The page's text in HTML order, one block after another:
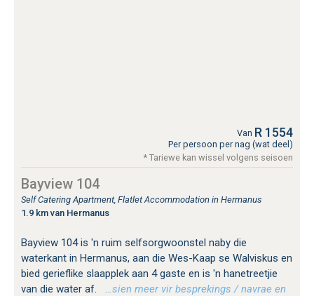
Van R 1554
Per persoon per nag (wat deel)
* Tariewe kan wissel volgens seisoen
Bayview 104
Self Catering Apartment, Flatlet Accommodation in Hermanus
1.9 km van Hermanus
Bayview 104 is 'n ruim selfsorgwoonstel naby die
waterkant in Hermanus, aan die Wes-Kaap se Walviskus en
bied gerieflike slaapplek aan 4 gaste en is 'n hanetreetjie
van die water af.
…sien meer vir besprekings / navrae en